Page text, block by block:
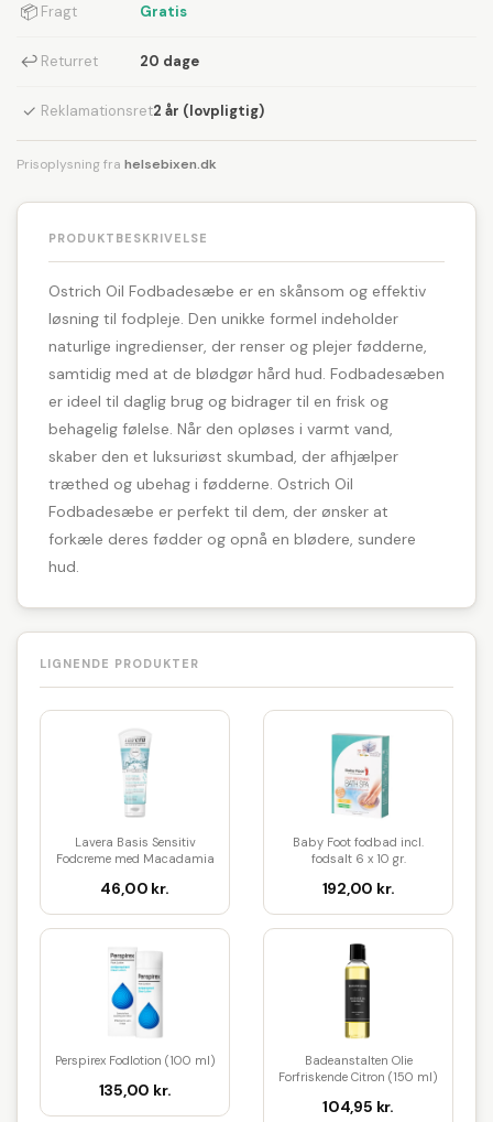
📦 Fragt Gratis
↩ Returret 20 dage
✓ Reklamationsret2 år (lovpligtig)
Prisoplysning fra helsebixen.dk
PRODUKTBESKRIVELSE
Ostrich Oil Fodbadesæbe er en skånsom og effektiv
løsning til fodpleje. Den unikke formel indeholder
naturlige ingredienser, der renser og plejer fødderne,
samtidig med at de blødgør hård hud. Fodbadesæben
er ideel til daglig brug og bidrager til en frisk og
behagelig følelse. Når den opløses i varmt vand,
skaber den et luksuriøst skumbad, der afhjælper
træthed og ubehag i fødderne. Ostrich Oil
Fodbadesæbe er perfekt til dem, der ønsker at
forkæle deres fødder og opnå en blødere, sundere
hud.
LIGNENDE PRODUKTER
Lavera Basis Sensitiv
Fodcreme med Macadamia
46,00 kr.
Baby Foot fodbad incl.
fodsalt 6 x 10 gr.
192,00 kr.
Perspirex Fodlotion (100 ml)
135,00 kr.
Badeanstalten Olie
Forfriskende Citron (150 ml)
104,95 kr.